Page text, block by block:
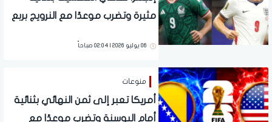
مثيرة وتضرب موعدًا مع النرويج بربع
06 يوليو 2026 | 02:04 صباحاً
منوعات
أمريكا تعبر إلى ثمن النهائي بثنائية
أمام البوسنة وتضرب موعدًا مع